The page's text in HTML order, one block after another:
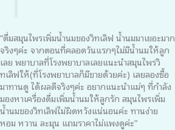
“ดื่มสมุนไพรเพิ่มน้ำนมของวิทเลิฟ น้ำนมมาเยอะมาก
จริงๆค่ะ จากตอนที่คลอดวันแรกๆไม่มีน้ำนมให้ลูก
เลย พยาบาลที่โรงพยาบาลเลยแนะนำสมุนไพรวิ
ทเลิฟให้(ที่โรงพยาบาลก็มีขายด้วยค่ะ) เลยลองซื้อ
มาทานดู ได้ผลดีจริงๆค่ะ อยากแนะนำแม่ๆ ที่กำลัง
มองหาเครื่องดื่มเพิ่มน้ำนมให้ลูกรัก สมุนไพรเพิ่ม
น้ำนมของวิทเลิฟไม่ผิดหวังแน่นอนค่ะ ทานง่าย
หอม หวาน ละมุน แถมราคาไม่แพงดูค่ะ”